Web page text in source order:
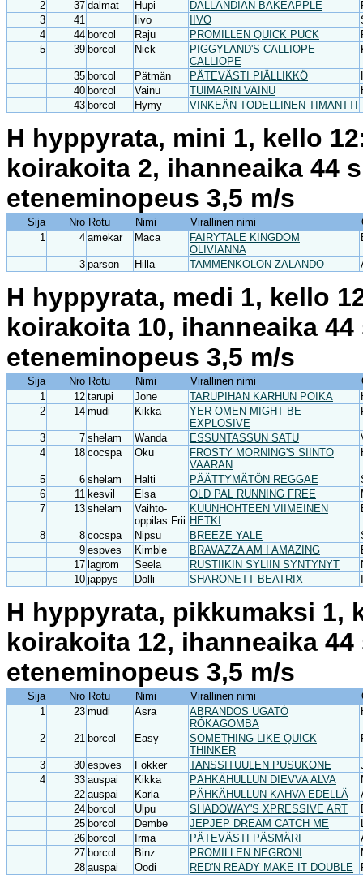
2 37 dalmat Hupi DALLANDIAN BAKEAPPLE
3
41 Iivo IIVO
4
44 borcol Raju PROMILLEN QUICK PUCK
5
39 borcol Nick
PIGGYLAND'S CALLIOPE
CALLIOPE
35 borcol Pätmän PÄTEVÄSTI PIÄLLIKKÖ
40 borcol Vainu TUIMARIN VAINU
43 borcol Hymy VINKEÄN TODELLINEN TIMANTTI
H hyppyrata, mini 1, kello
koirakoita 2, ihanneaika 44
eteneminopeus 3,5 m/s
Sija Nro Rotu Nimi Virallinen nimi
1
4 amekar Maca
FAIRYTALE KINGDOM
OLIVIANNA
3 parson Hilla TAMMENKOLON ZALANDO
H hyppyrata, medi 1, kello
koirakoita 10, ihanneaika
eteneminopeus 3,5 m/s
Sija Nro Rotu Nimi Virallinen nimi
1
12 tarupi Jone TARUPIHAN KARHUN POIKA
2
14 mudi Kikka
YER OMEN MIGHT BE
EXPLOSIVE
3 7 shelam Wanda ESSUNTASSUN SATU
4
18 cocspa Oku
FROSTY MORNING'S SIINTO
VAARAN
5 6 shelam Halti PÄÄTTYMÄTÖN REGGAE
6
11 kesvil Elsa OLD PAL RUNNING FREE
7
13 shelam
Vaihto-
oppilas Frii
KUUNHOHTEEN VIIMEINEN
HETKI
8 8 cocspa Nipsu BREEZE YALE
9 espves Kimble BRAVAZZA AM I AMAZING
17 lagrom Seela RUSTIIKIN SYLIIN SYNTYNYT
10 jappys Dolli SHARONETT BEATRIX
H hyppyrata, pikkumaksi 1,
koirakoita 12, ihanneaika
eteneminopeus 3,5 m/s
Sija Nro Rotu Nimi Virallinen nimi
1
23 mudi Asra
ABRANDOS UGATÓ
RÓKAGOMBA
2 21 borcol Easy
SOMETHING LIKE QUICK
THINKER
3 30 espves Fokker TANSSITUULEN PUSUKONE
4
33 auspai Kikka PÄHKÄHULLUN DIEVVA ALVA
22 auspai Karla PÄHKÄHULLUN KAHVA EDELLÄ
24 borcol Ulpu SHADOWAY'S XPRESSIVE ART
25 borcol Dembe JEPJEP DREAM CATCH ME
26 borcol Irma PÄTEVÄSTI PÄSMÄRI
27 borcol Binz PROMILLEN NEGRONI
28 auspai Oodi RED'N READY MAKE IT DOUBLE